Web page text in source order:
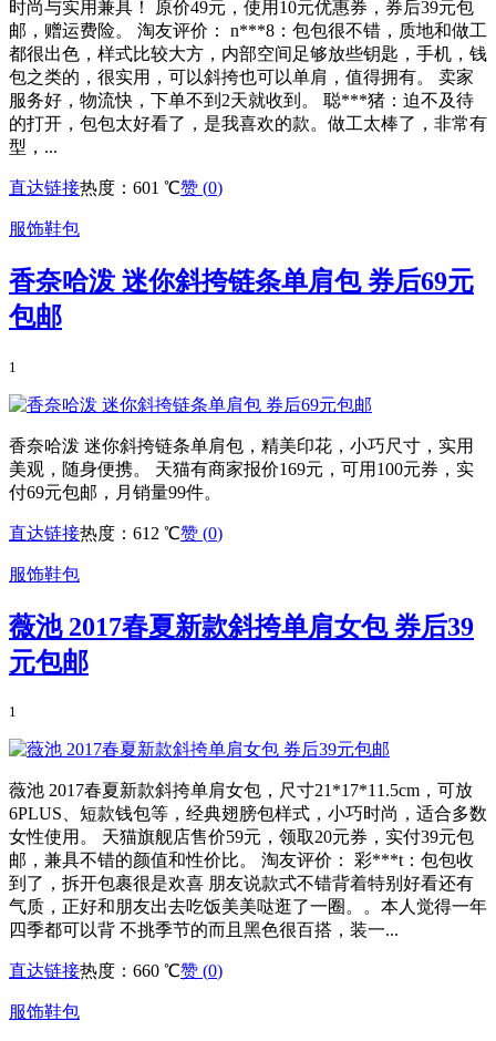
时尚与实用兼具！ 原价49元，使用10元优惠券，券后39元包
邮，赠运费险。 淘友评价： n***8：包包很不错，质地和做工
都很出色，样式比较大方，内部空间足够放些钥匙，手机，钱
包之类的，很实用，可以斜挎也可以单肩，值得拥有。 卖家
服务好，物流快，下单不到2天就收到。 聪***猪：迫不及待
的打开，包包太好看了，是我喜欢的款。做工太棒了，非常有
型，...
直达链接热度：601 ℃赞 (0)
服饰鞋包
香奈哈泼 迷你斜挎链条单肩包 券后69元
包邮
1
香奈哈泼 迷你斜挎链条单肩包，精美印花，小巧尺寸，实用
美观，随身便携。 天猫有商家报价169元，可用100元券，实
付69元包邮，月销量99件。
直达链接热度：612 ℃赞 (0)
服饰鞋包
薇池 2017春夏新款斜挎单肩女包 券后39
元包邮
1
薇池 2017春夏新款斜挎单肩女包，尺寸21*17*11.5cm，可放
6PLUS、短款钱包等，经典翅膀包样式，小巧时尚，适合多数
女性使用。 天猫旗舰店售价59元，领取20元券，实付39元包
邮，兼具不错的颜值和性价比。 淘友评价： 彩***t：包包收
到了，拆开包裹很是欢喜 朋友说款式不错背着特别好看还有
气质，正好和朋友出去吃饭美美哒逛了一圈。。本人觉得一年
四季都可以背 不挑季节的而且黑色很百搭，装一...
直达链接热度：660 ℃赞 (0)
服饰鞋包